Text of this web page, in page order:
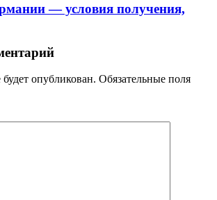
— условия получения,
опубликован. Обязательные поля